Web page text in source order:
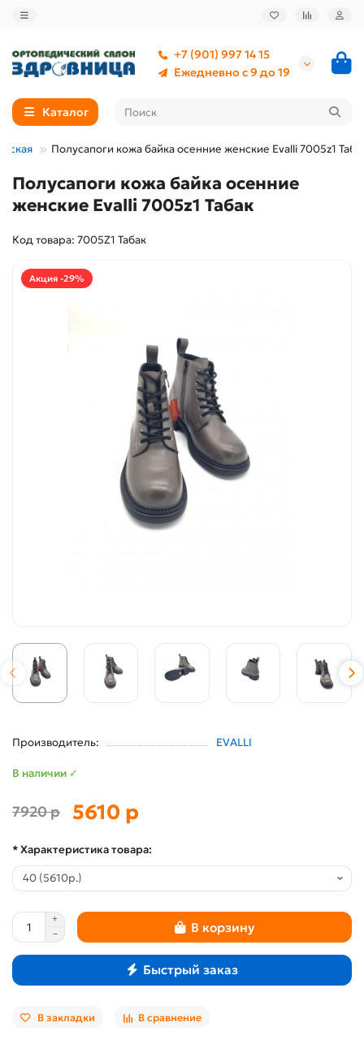
+7 (901) 997 14 15
Ежедневно с 9 до 19
Каталог
Полусапоги кожа байка осенние женские Evalli 7005z1
Полусапоги кожа байка осенние
женские Evalli 7005z1 Табак
Код товара: 7005Z1 Табак
Акция -29%
Производитель: EVALLI
В наличии ✓
7920 р 5610 р
* Характеристика товара:
В корзину
Быстрый заказ
В закладки В сравнение